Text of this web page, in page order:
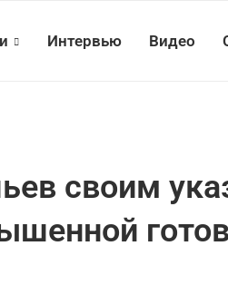
Интервью Видео
своим